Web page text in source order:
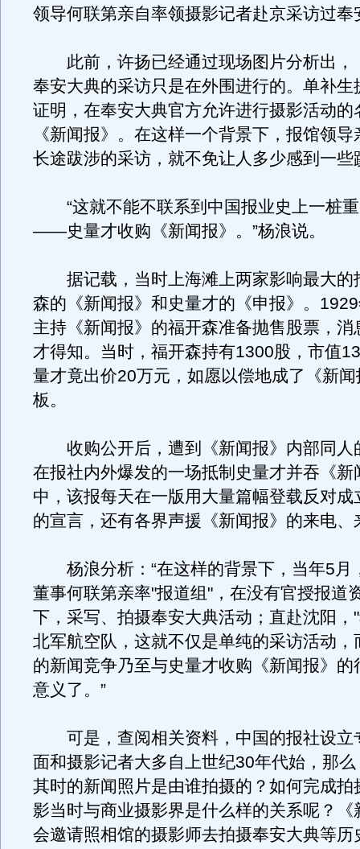
领导何联第亲自率领摄影记者赴京采访过奉
此前，许扬已经通过现场图片分析出，
奉安大典的采访只是在外围进行的。单补生
证明，在奉安大典官方允许进行摄影活动的
《新闻报》。在这样一个背景下，报馆领
长途跋涉的采访，就不免让人多少感到一些
“这就不能不联系到中国报业史上一桩重
——史量才收购《新闻报》。”杨浪说。
据记载，当时上海滩上两家影响最大的
森的《新闻报》和史量才的《申报》。
主持《新闻报》的福开森准备抛售股票，消
才得知。当时，福开森持有1300股，市值
量才竟出价20万元，如愿以偿地成了《新
板。
收购公开后，遭到《新闻报》内部同人
在报社内外爆发的一场抵制史量才并吞《新
中，该报每天在一版用大量篇幅登载反对成
的宣言，还有各界声援《新闻报》的来电、
杨浪分析：“在这样的背景下，当年5月
董事何联第亲率"报道组"，在没有官授报道
下，采写、拍摄奉安大典活动；直赴沈阳，
北军航空队，这就不仅是单纯的采访活动，
的新闻竞争乃至与史量才收购《新闻报》的
意义了。”
可是，查阅相关资料，中国的报社设立
面和摄影记者大多自上世纪30年代始，那
其时的新闻照片是由谁拍摄的？如何完成拍
影当时与商业摄影界是什么样的关系呢？《
会邀请照相馆的摄影师去拍摄奉安大典等历